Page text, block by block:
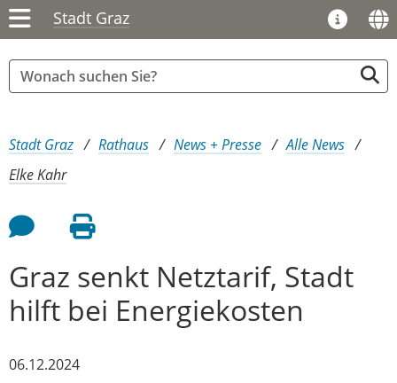
Stadt Graz
Sie sind hier:
Stadt Graz Rathaus News + Presse
Alle News
Elke Kahr
Feedback an Autor
Seite drucken
Graz senkt Netztarif, Stadt
hilft bei Energiekosten
06.12.2024